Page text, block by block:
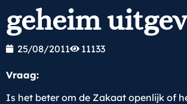
geheim
25/08/2011 11133
Vraag:
Is het beter om de Zakaat openlijk of